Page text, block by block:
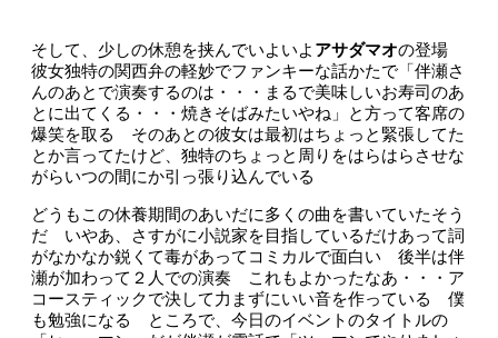
そして、少しの休憩を挟んでいよいよ アサダマオの登場
彼女独特の関西弁の軽妙でファンキーな話かたで「伴瀬さ
んのあとで演奏するのは・・・まるで美味しいお寿司のあ
とに出てくる・・・焼きそばみたいやね」と方って客席の
爆笑を取る そのあとの彼女は最初はちょっと緊張してた
とか言ってたけど、独特のちょっと周りをはらはらさせな
がらいつの間にか引っ張り込んでいる
どうもこの休養期間のあいだに多くの曲を書いていたそう
だ いやあ、さすがに小説家を目指しているだけあって詞
がなかなか鋭くて毒があってコミカルで面白い 後半は伴
瀬が加わって２人での演奏 これもよかったなあ・・・ア
コースティックで決して力まずにいい音を作っている 僕
も勉強になる ところで、今日のイベントのタイトルの